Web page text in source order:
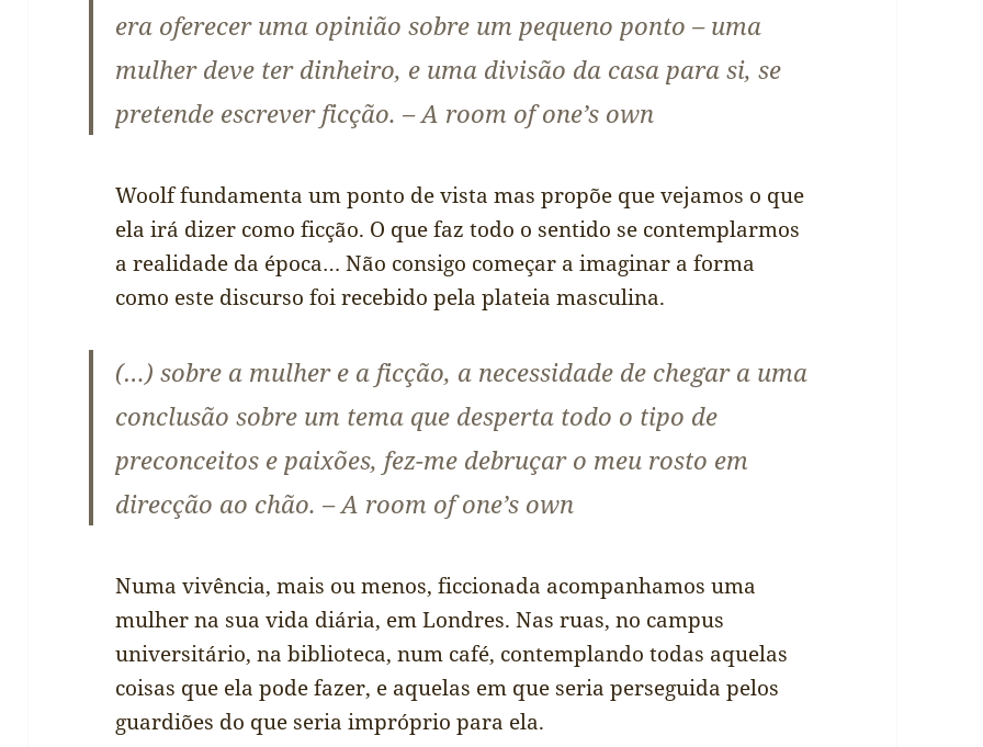
era oferecer uma opinião sobre um pequeno ponto – uma
mulher deve ter dinheiro, e uma divisão da casa para si, se
pretende escrever ficção. – A room of one’s own
Woolf fundamenta um ponto de vista mas propõe que vejamos o que
ela irá dizer como ficção. O que faz todo o sentido se contemplarmos
a realidade da época… Não consigo começar a imaginar a forma
como este discurso foi recebido pela plateia masculina.
(…) sobre a mulher e a ficção, a necessidade de chegar a uma
conclusão sobre um tema que desperta todo o tipo de
preconceitos e paixões, fez-me debruçar o meu rosto em
direcção ao chão. – A room of one’s own
Numa vivência, mais ou menos, ficcionada acompanhamos uma
mulher na sua vida diária, em Londres. Nas ruas, no campus
universitário, na biblioteca, num café, contemplando todas aquelas
coisas que ela pode fazer, e aquelas em que seria perseguida pelos
guardiões do que seria impróprio para ela.